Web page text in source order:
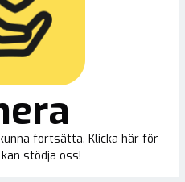
fortsätta. Klicka här för
stödja oss!